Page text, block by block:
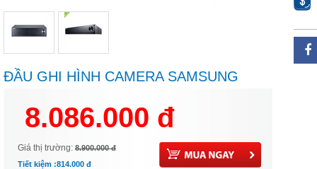
ĐẦU GHI HÌNH CAMERA SAMSUNG
8.086.000 đ
Giá thị trường: 8.900.000 đ
Tiết kiệm :814.000 đ